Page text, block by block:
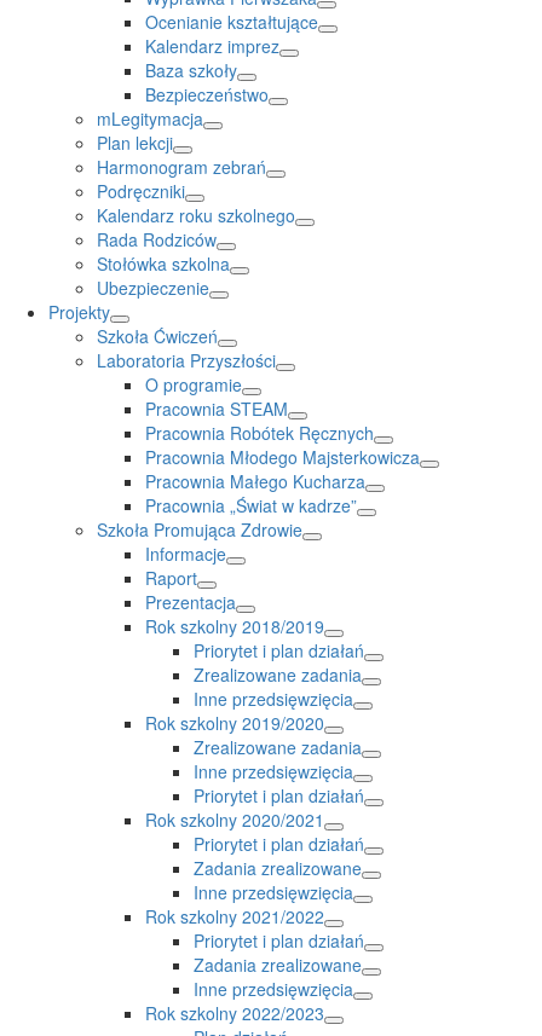
Ocenianie kształtujące
Kalendarz imprez
Baza szkoły
Bezpieczeństwo
mLegitymacja
Plan lekcji
Harmonogram zebrań
Podręczniki
Kalendarz roku szkolnego
Rada Rodziców
Stołówka szkolna
Ubezpieczenie
Projekty
Szkoła Ćwiczeń
Laboratoria Przyszłości
O programie
Pracownia STEAM
Pracownia Robótek Ręcznych
Pracownia Młodego Majsterkowicza
Pracownia Małego Kucharza
Pracownia „Świat w kadrze”
Szkoła Promująca Zdrowie
Informacje
Raport
Prezentacja
Rok szkolny 2018/2019
Priorytet i plan działań
Zrealizowane zadania
Inne przedsięwzięcia
Rok szkolny 2019/2020
Zrealizowane zadania
Inne przedsięwzięcia
Priorytet i plan działań
Rok szkolny 2020/2021
Priorytet i plan działań
Zadania zrealizowane
Inne przedsięwzięcia
Rok szkolny 2021/2022
Priorytet i plan działań
Zadania zrealizowane
Inne przedsięwzięcia
Rok szkolny 2022/2023